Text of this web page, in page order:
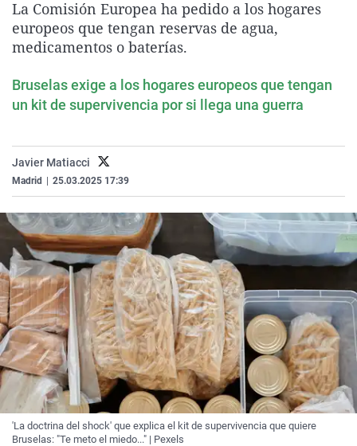
La rosa de los vientos
Gente viajera
Caso
Retornados
Operación Viuda
Extremadura
Galicia
Navarra
Virales
Televisión
La Comisión Europea ha pedido a los hogares
europeos que tengan reservas de agua,
medicamentos o baterías.
Bruselas exige a los hogares europeos que tengan
un kit de supervivencia por si llega una guerra
Javier Matiacci
Madrid 25.03.2025 17:39
'La doctrina del shock' que explica el kit de supervivencia que quiere
Bruselas: "Te meto el miedo..." | Pexels